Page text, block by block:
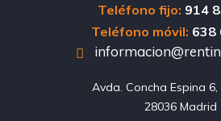
Teléfono fijo: 914
Teléfono móvil: 638
Avda. Concha Espina 6,
28036 Madrid